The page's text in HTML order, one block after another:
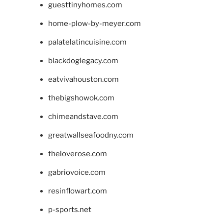
guesttinyhomes.com
home-plow-by-meyer.com
palatelatincuisine.com
blackdoglegacy.com
eatvivahouston.com
thebigshowok.com
chimeandstave.com
greatwallseafoodny.com
theloverose.com
gabriovoice.com
resinflowart.com
p-sports.net